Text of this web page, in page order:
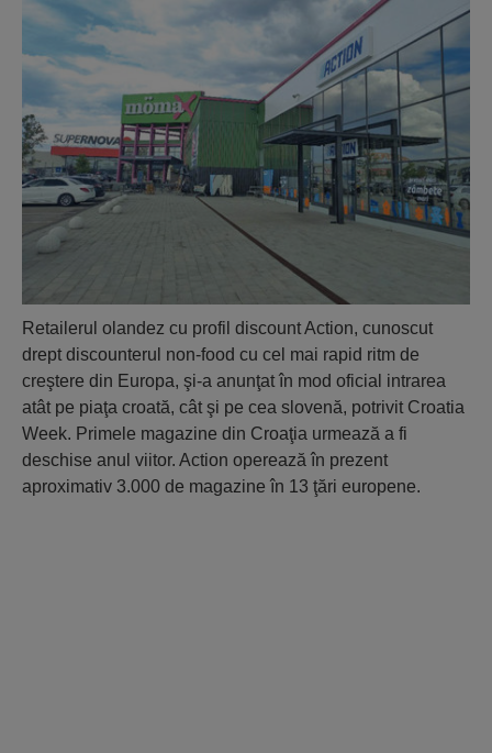
Retailerul olandez cu profil discount Action, cunoscut
drept discounterul non-food cu cel mai rapid ritm de
creştere din Europa, şi-a anunţat în mod oficial intrarea
atât pe piaţa croată, cât şi pe cea slovenă, potrivit Croatia
Week. Primele magazine din Croaţia urmează a fi
deschise anul viitor. Action operează în prezent
aproximativ 3.000 de magazine în 13 ţări europene.